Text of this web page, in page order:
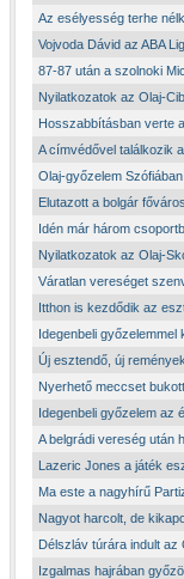
Az esélyesség terhe
Vojvoda Dávid az ABA
87-87 után a szolnoki
Nyilatkozatok az Olaj-
Hosszabbításban verte
A címvédővel találkozik
Olaj-győzelem Szófiában
Elutazott a bolgár
Idén már három
Nyilatkozatok az Olaj-
Váratlan vereséget
Itthon is kezdődik az
Idegenbeli
Új esztendő, új remények
Nyerhető meccset
Idegenbeli győzelem az
A belgrádi vereség után
Lazeric Jones a játék
Ma este a nagyhírű
Nagyot harcolt, de
Délszláv túrára indult az
Izgalmas hajrában